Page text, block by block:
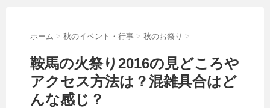
ホーム > 秋のイベント・行事 > 秋のお祭り >
鞍馬の火祭り2016の見どころや
アクセス方法は？混雑具合はど
んな感じ？